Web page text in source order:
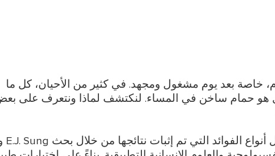
خاصة بعد يوم مشغول ومجهد. في كثير من الأحيان، كل ما
هو حمام ساخن في المساء. لنكتشف لماذا ونتعرف على